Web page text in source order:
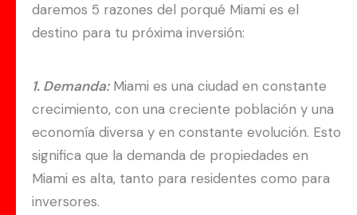
daremos 5 razones del porqué Miami es el
destino para tu próxima inversión:
1. Demanda:Miami es una ciudad en constante
crecimiento, con una creciente población y una
economía diversa y en constante evolución. Esto
significa que la demanda de propiedades en
Miami es alta, tanto para residentes como para
inversores.